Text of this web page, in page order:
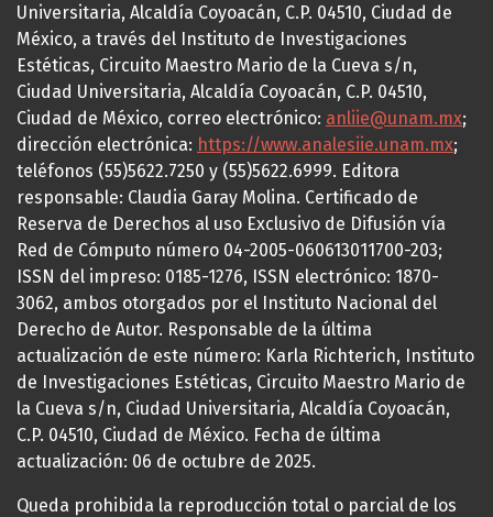
Universitaria, Alcaldía Coyoacán, C.P. 04510, Ciudad de
México, a través del Instituto de Investigaciones
Estéticas, Circuito Maestro Mario de la Cueva s/n,
Ciudad Universitaria, Alcaldía Coyoacán, C.P. 04510,
Ciudad de México, correo electrónico: anliie@unam.mx;
dirección electrónica: https://www.analesiie.unam.mx;
teléfonos (55)5622.7250 y (55)5622.6999. Editora
responsable: Claudia Garay Molina. Certificado de
Reserva de Derechos al uso Exclusivo de Difusión vía
Red de Cómputo número 04-2005-060613011700-203;
ISSN del impreso: 0185-1276, ISSN electrónico: 1870-
3062, ambos otorgados por el Instituto Nacional del
Derecho de Autor. Responsable de la última
actualización de este número: Karla Richterich, Instituto
de Investigaciones Estéticas, Circuito Maestro Mario de
la Cueva s/n, Ciudad Universitaria, Alcaldía Coyoacán,
C.P. 04510, Ciudad de México. Fecha de última
actualización: 06 de octubre de 2025.
Queda prohibida la reproducción total o parcial de los